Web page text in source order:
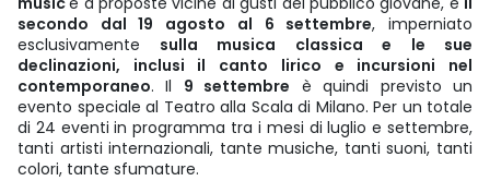
secondo dal 19 agosto al 6 settembre, imperniato
esclusivamente sulla musica classica e le sue
declinazioni, inclusi il canto lirico e incursioni nel
contemporaneo. Il 9 settembre è quindi previsto un
evento speciale al Teatro alla Scala di Milano. Per un totale
di 24 eventi in programma tra i mesi di luglio e settembre,
tanti artisti internazionali, tante musiche, tanti suoni, tanti
colori, tante sfumature.